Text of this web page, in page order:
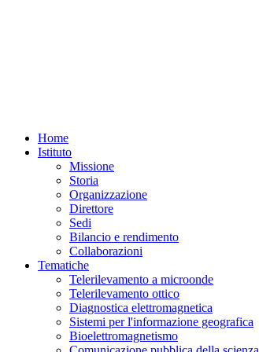
Home
Istituto
Missione
Storia
Organizzazione
Direttore
Sedi
Bilancio e rendimento
Collaborazioni
Tematiche
Telerilevamento a microonde
Telerilevamento ottico
Diagnostica elettromagnetica
Sistemi per l'informazione geografica
Bioelettromagnetismo